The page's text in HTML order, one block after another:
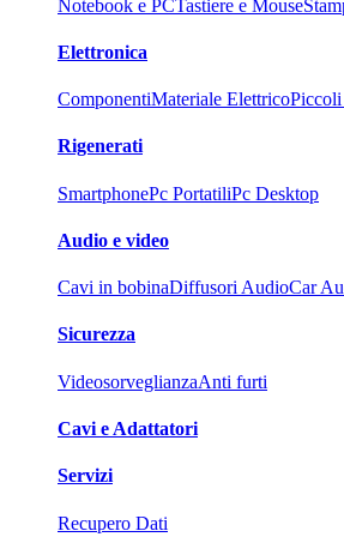
Notebook e PCTastiere e Mouse
Elettronica
ComponentiMateriale Elettrico
Rigenerati
SmartphonePc PortatiliPc Desktop
Audio e video
Cavi in bobinaDiffusori AudioCar
Sicurezza
VideosorveglianzaAnti furti
Cavi e Adattatori
Servizi
Recupero Dati